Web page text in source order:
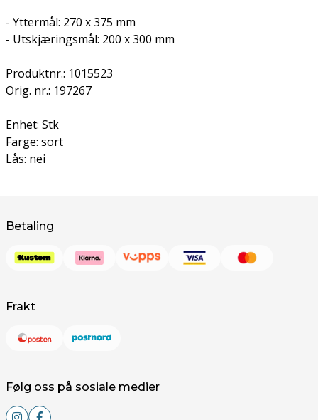
- Yttermål: 270 x 375 mm
- Utskjæringsmål: 200 x 300 mm
Produktnr.: 1015523
Orig. nr.: 197267
Enhet: Stk
Farge: sort
Lås: nei
Betaling
Frakt
Følg oss på sosiale medier